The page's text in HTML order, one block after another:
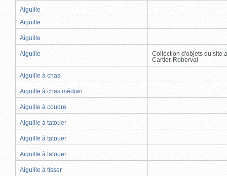
Aiguille
Aiguille
Aiguille
Aiguille
Collection d'objets du site
Cartier-Roberval
Aiguille à chas
Aiguille à chas médian
Aiguille à coudre
Aiguille à tatouer
Aiguille à tatouer
Aiguille à tatouer
Aiguille à tisser